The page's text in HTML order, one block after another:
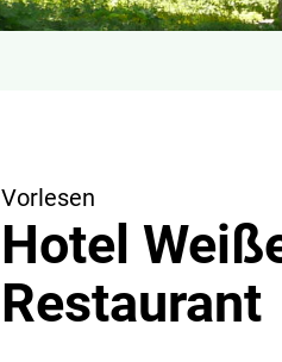
Vorlesen
Hotel
Restaurant